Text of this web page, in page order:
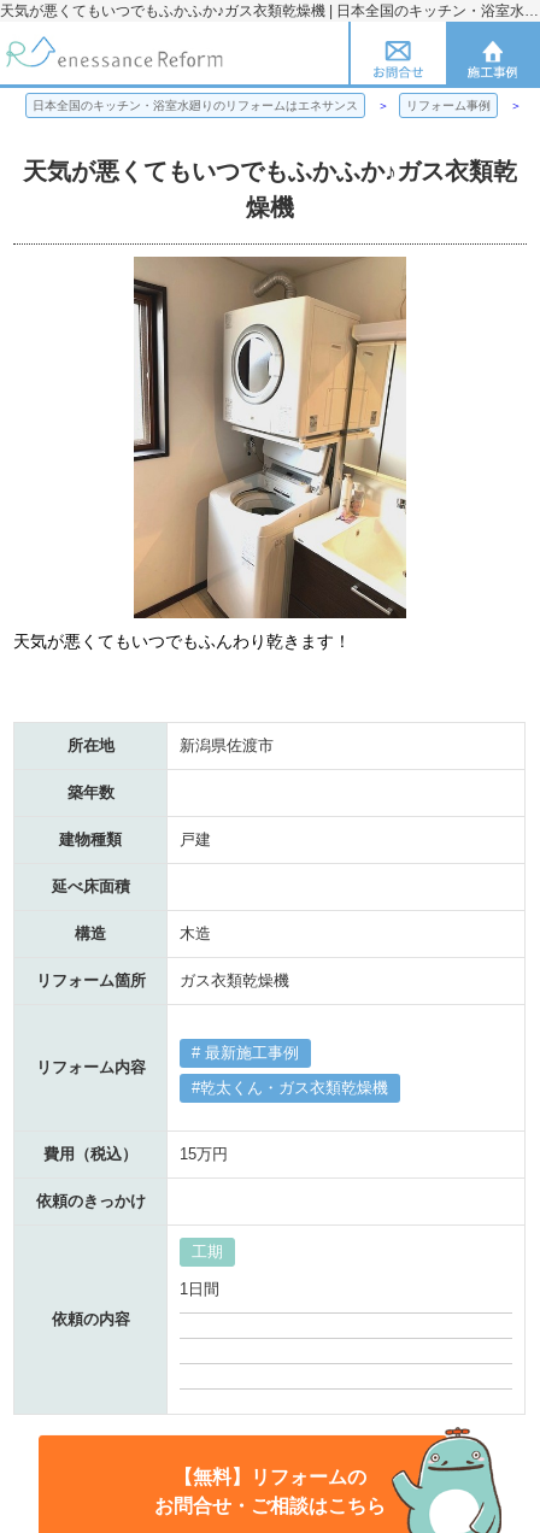
天気が悪くてもいつでもふかふか♪ガス衣類乾燥機 | 日本全国のキッチン・浴室水廻りのリフォームのことならエネサンス
日本全国のキッチン・浴室水廻りのリフォームはエネサンス リフォーム事例
天気が悪くてもいつでもふかふか♪ガス衣類乾
燥機
天気が悪くてもいつでもふんわり乾きます！
所在地 新潟県佐渡市
築年数
建物種類 戸建
延べ床面積
構造 木造
リフォーム箇所 ガス衣類乾燥機
リフォーム内容
最新施工事例
乾太くん・ガス衣類乾燥機
費用（税込） 15万円
依頼のきっかけ
依頼の内容
工期
1日間
【無料】リフォームの
お問合せ・ご相談はこちら